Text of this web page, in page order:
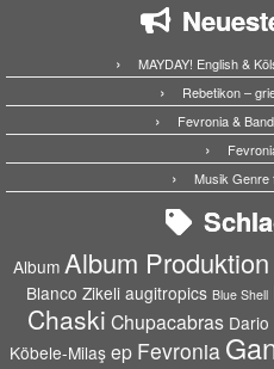
MAYDAY! English &
Rebetikon –
Fevronia &
Musik Genre
Album Album Produktion
Blanco Zikeli augitropics Blue Shell
Chaski Chupacabras Dario
Köbele-Milaş ep Fevronia